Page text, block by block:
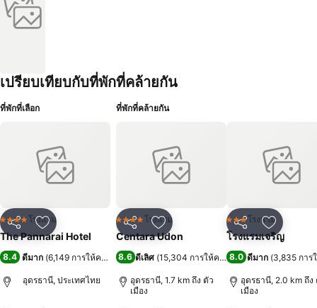
เปรียบเทียบกับที่พักที่คล้ายกัน
ที่พักที่เลือก
แชร์ เพิ่มในรายการโปรด
4 ดาว โรงแรม
The Pannarai Hotel
8.4 ดีมาก (6,149 การให้คะแนน)
อุดรธานี, ประเทศไทย
ที่พักที่คล้ายกัน
แชร์ เพิ่มในรายการโปรด
4 ดาว โรงแรม
Centara Udon
8.6 ดีเลิศ (15,304 การให้คะแนน)
อุดรธานี, 1.7 km ถึง ตัว
เมือง
แชร์ เพิ่มในรา
3 ดาวโรงแรม
โรงแรมเจริญ
8.0 ดีมาก (3,835 การ
อุดรธานี, 2.0 km ถึง
เมือง